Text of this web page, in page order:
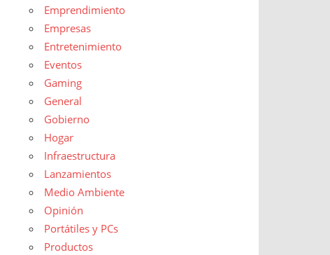
Emprendimiento
Empresas
Entretenimiento
Eventos
Gaming
General
Gobierno
Hogar
Infraestructura
Lanzamientos
Medio Ambiente
Opinión
Portátiles y PCs
Productos